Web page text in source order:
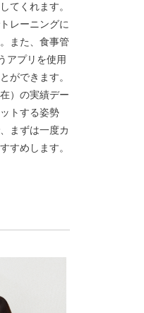
てくれます。
レーニングに
また、食事管
アプリを使用
ができます。
）の実績デー
トする姿勢
まずは一度カ
すめします。